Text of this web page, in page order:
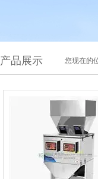
产品展示 您现在的